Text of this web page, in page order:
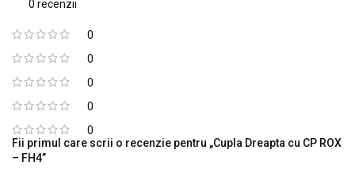
0 recenzii
0
0
0
0
0
Fii primul care scrii o recenzie pentru „Cupla Dreapta cu CP ROX
– FH4”